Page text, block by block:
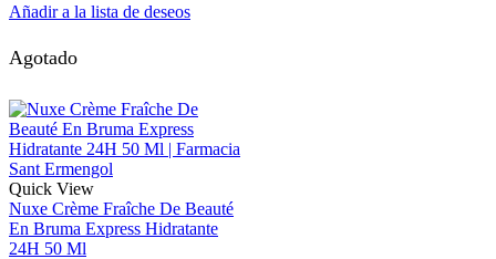
Añadir a la lista de deseos
Agotado
Quick View
Nuxe Crème Fraîche De Beauté
En Bruma Express Hidratante
24H 50 Ml